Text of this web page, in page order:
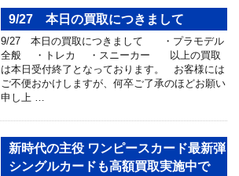
9/27 本日の買取につきまして
9/27 本日の買取につきまして ・プラモデル
全般 ・トレカ ・スニーカー 以上の買取
は本日受付終了となっております。 お客様には
ご不便おかけしますが、何卒ご了承のほどお願い
申し上 …
新時代の主役 ワンピースカード最新弾
シングルカードも高額買取実施中で